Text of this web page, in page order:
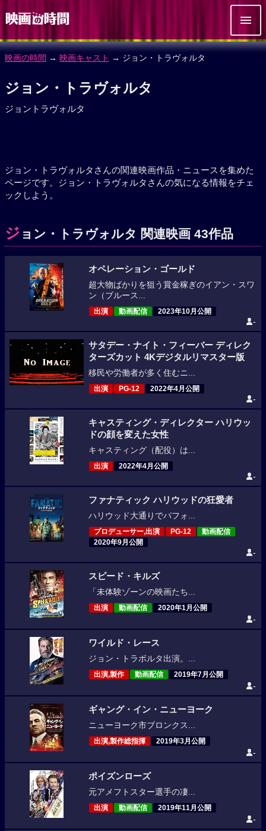
映画の時間 → 映画キャスト → ジョン・トラヴォルタ
ジョン・トラヴォルタ
ジョントラヴォルタ
ジョン・トラヴォルタさんの関連映画作品・ニュースを集めた
ページです。ジョン・トラヴォルタさんの気になる情報をチェ
ックしよう。
ジ ョン・トラヴォルタ 関連映画 43作品
オペレーション・ゴールド
超大物ばかりを狙う賞金稼ぎのイアン・スワ
ン（ブルース...
出演 動画配信 2023年10月公開
-
サタデー・ナイト・フィーバー ディレク
ターズカット 4Kデジタルリマスター版
移民や労働者が多く住むニ...
出演 PG-12 2022年4月公開
-
キャスティング・ディレクター ハリウッ
ドの顔を変えた女性
キャスティング（配役）は...
出演 2022年4月公開
-
ファナティック ハリウッドの狂愛者
ハリウッド大通りでパフォ...
プロデューサー,出演 PG-12
動画配信
2020年9月公開
-
スピード・キルズ
「未体験ゾーンの映画たち...
出演 動画配信 2020年1月公開
-
ワイルド・レース
ジョン・トラボルタ出演。...
出演,製作 動画配信 2019年7月公開
-
ギャング・イン・ニューヨーク
ニューヨーク市ブロンクス...
出演,製作総指揮 2019年3月公開
-
ポイズンローズ
元アメフトスター選手の凄...
出演 動画配信 2019年11月公開
-